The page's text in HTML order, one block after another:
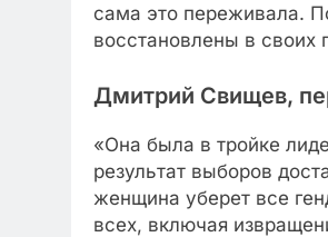
сама это переживала.
восстановлены в
Дмитрий Свищев,
«Она была в тройке
результат выборов
женщина уберет все
всех, включая